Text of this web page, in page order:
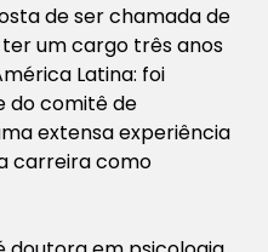
de ser chamada de
ter um cargo três anos
Latina: foi
do comitê de
extensa experiência
carreira como